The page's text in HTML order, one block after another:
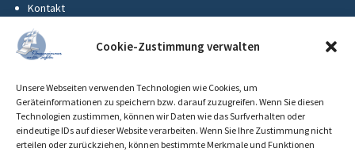
Cookie-Zustimmung verwalten
Unsere Webseiten verwenden Technologien wie Cookies, um
Geräteinformationen zu speichern bzw. darauf zuzugreifen. Wenn Sie diesen
Technologien zustimmen, können wir Daten wie das Surfverhalten oder
eindeutige IDs auf dieser Website verarbeiten. Wenn Sie Ihre Zustimmung nicht
erteilen oder zurückziehen, können bestimmte Merkmale und Funktionen
Kontakt
Impressum
Datenschutz
Cookie-Richtlinie (EU)